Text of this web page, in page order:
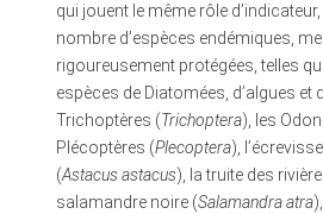
qui jouent le même rôle
nombre d’espèces endémiques,
rigoureusement protégées, telles
espèces de Diatomées, d’algues et
Trichoptères (Trichoptera), les
Plécoptères (Plecoptera),
(Astacus astacus), la truite des
salamandre noire (Salamandra atra